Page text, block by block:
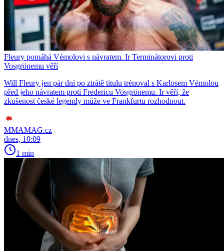
Fleury pomáhá Vémolovi s návratem. Ir Terminátorovi proti
Vosgrönemu věří
Will Fleury jen pár dní po ztrátě titulu trénoval s Karlosem Vémolou
před jeho návratem proti Fredericu Vosgrönemu. Ir věří, že
zkušenost české legendy může ve Frankfurtu rozhodnout.
MMAMAG.cz
dnes, 10:09
1 min